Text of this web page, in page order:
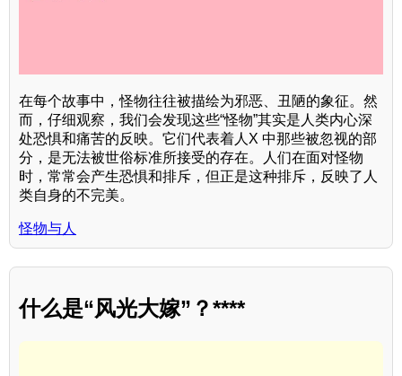
在每个故事中，怪物往往被描绘为邪恶、丑陋的象征。然
而，仔细观察，我们会发现这些“怪物”其实是人类内心深
处恐惧和痛苦的反映。它们代表着人X 中那些被忽视的部
分，是无法被世俗标准所接受的存在。人们在面对怪物
时，常常会产生恐惧和排斥，但正是这种排斥，反映了人
类自身的不完美。
怪物与人
什么是“风光大嫁”？****